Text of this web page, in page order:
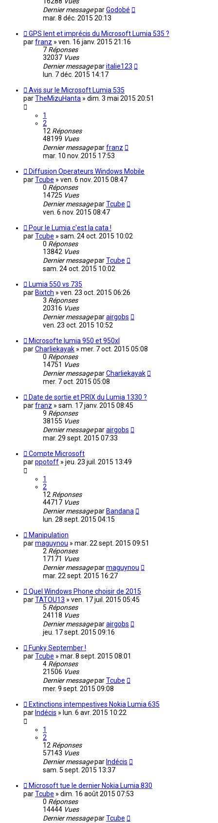
Dernier messageparGodobé
mar. 8 déc. 2015 20:13
GPS lent et imprécis du Microsoft Lumia 535 ?
parfranz » ven. 16 janv. 2015 21:16
7 Réponses
32037 Vues
Dernier messageparitalie123
lun. 7 déc. 2015 14:17
Avis sur le Microsoft Lumia 535
parTheMizuHanta » dim. 3 mai 2015 20:51
1
2
12 Réponses
48199 Vues
Dernier messageparfranz
mar. 10 nov. 2015 17:53
Diffusion Operateurs Windows Mobile
parTcube » ven. 6 nov. 2015 08:47
0 Réponses
14725 Vues
Dernier messageparTcube
ven. 6 nov. 2015 08:47
Pour le Lumia c'est la cata !
parTcube » sam. 24 oct. 2015 10:02
0 Réponses
13842 Vues
Dernier messageparTcube
sam. 24 oct. 2015 10:02
Lumia 550 vs 735
par Bixtch » ven. 23 oct. 2015 06:26
3 Réponses
20316 Vues
Dernier messageparairgobs
ven. 23 oct. 2015 10:52
Microsofte lumia 950 et 950xl
parCharliekayak » mer. 7 oct. 2015 05:08
0 Réponses
14751 Vues
Dernier messageparCharliekayak
mer. 7 oct. 2015 05:08
Date de sortie et PRIX du Lumia 1330 ?
parfranz » sam. 17 janv. 2015 08:45
9 Réponses
38155 Vues
Dernier messageparairgobs
mar. 29 sept. 2015 07:33
Compte Microsoft
parppotoff » jeu. 23 juil. 2015 13:49
1
2
12 Réponses
44717 Vues
Dernier messagepar Bandana
lun. 28 sept. 2015 04:15
Manipulation
parmaguynou » mar. 22 sept. 2015 09:51
2 Réponses
17171 Vues
Dernier messageparmaguynou
mar. 22 sept. 2015 16:27
Quel Windows Phone choisir de 2015
parTATOU13 » ven. 17 juil. 2015 05:45
5 Réponses
24118 Vues
Dernier messageparairgobs
jeu. 17 sept. 2015 09:16
Funky September !
parTcube » mar. 8 sept. 2015 08:01
4 Réponses
21506 Vues
Dernier messageparTcube
mer. 9 sept. 2015 09:08
Extinctions intempestives Nokia Lumia 635
par Indécis » lun. 6 avr. 2015 10:22
1
2
12 Réponses
57143 Vues
Dernier messagepar Indécis
sam. 5 sept. 2015 13:37
Microsoft tue le dernier Nokia Lumia 830
parTcube » dim. 16 août 2015 07:53
0 Réponses
14444 Vues
Dernier messageparTcube